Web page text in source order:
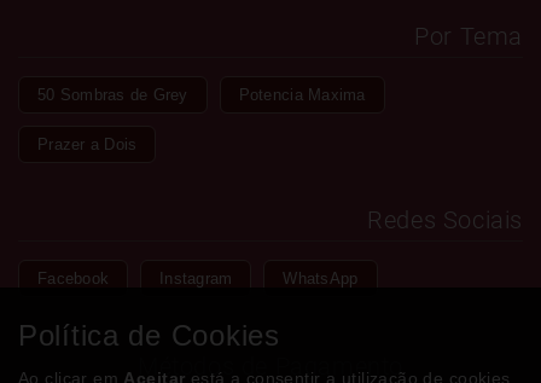
Por Tema
50 Sombras de Grey Potencia Maxima
Prazer a Dois
Redes Sociais
Facebook Instagram WhatsApp
Métodos de Pagamento
Política de Cookies
Ao clicar em Aceitar está a consentir a utilização de cookies